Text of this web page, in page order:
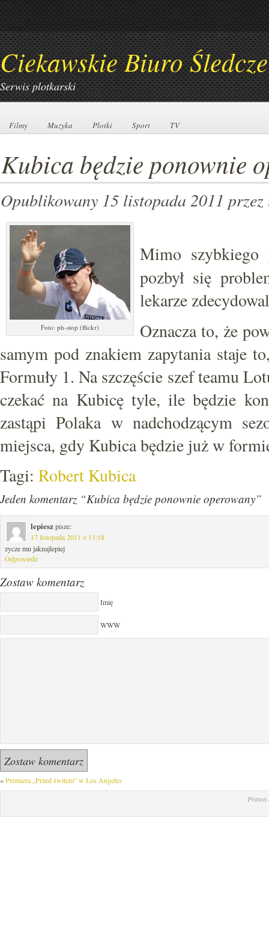
Ciekawskie Biuro Śledcze
Serwis plotkarski
Filmy
Filmy Muzyka
Muzyka Plotki
Plotki Sport
Sport TV
TV
Kubica będzie ponownie
Opublikowany 15 listopada 2011
Foto: ph-stop (flickr)
Mimo
pozbył się
lekarze
Oznacza to, że
samym pod znakiem zapytania staje
Formuły 1. Na szczęście szef teamu
czekać na Kubicę tyle, ile będzie
zastąpi Polaka w nadchodzącym
miejsca, gdy Kubica będzie już w
Tagi: Robert Kubica
Jeden komentarz “Kubica będzie ponownie operowany”
lepieszpisze:
17 listopada 2011 o 13:18
zycze mu jaknajlepiej
Odpowiedz
Zostaw komentarz
Imię
WWW
«Premiera „Przed świtem” w Los Angeles